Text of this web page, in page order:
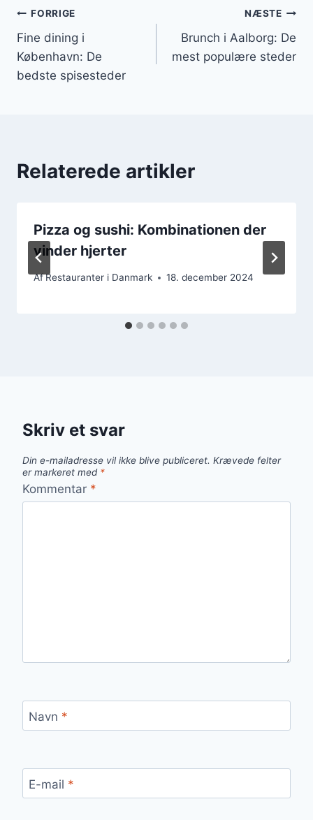
Indlægsnavigation
FORRIGE
Fine dining i
København: De
bedste spisesteder
NÆSTE
Brunch i Aalborg: De
mest populære steder
Relaterede artikler
Pizza og sushi: Kombinationen der
vinder hjerter
AfRestauranter i Danmark 18. december 2024
Skriv et svar
Din e-mailadresse vil ikke blive publiceret. Krævede felter
er markeret med *
Kommentar *
Navn *
E-mail *